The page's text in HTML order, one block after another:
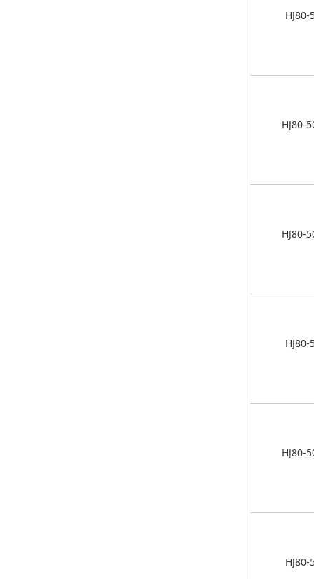
HJ80-
HJ80-
HJ80-
HJ80-
HJ80-
HJ80-